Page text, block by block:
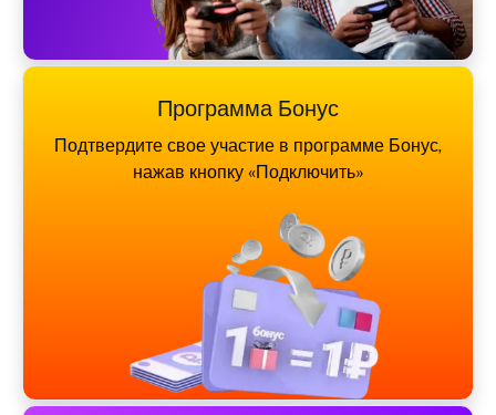
Программа Бонус
Подтвердите свое участие в программе Бонус,
нажав кнопку «Подключить»